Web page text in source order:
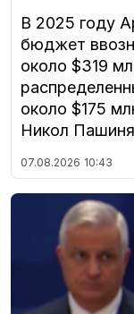
В 2025 году
бюджет
около $319
около $175
Никол
07.08.2026 10:43